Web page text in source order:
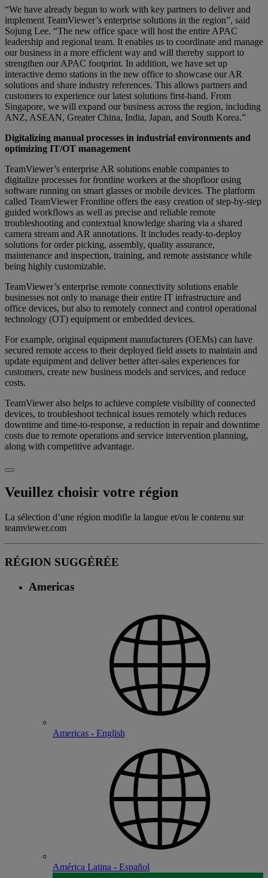
“We have already begun to work with key partners to deliver and
implement TeamViewer’s enterprise solutions in the region”, said
Sojung Lee. “The new office space will host the entire APAC
leadership and regional team. It enables us to coordinate and manage
our business in a more efficient way and will thereby support to
strengthen our APAC footprint. In addition, we have set up
interactive demo stations in the new office to showcase our AR
solutions and share industry references. This allows partners and
customers to experience our latest solutions first-hand. From
Singapore, we will expand our business across the region, including
ANZ, ASEAN, Greater China, India, Japan, and South Korea.”
Digitalizing manual processes in industrial environments and
optimizing IT/OT management
TeamViewer’s enterprise AR solutions enable companies to
digitalize processes for frontline workers at the shopfloor using
software running on smart glasses or mobile devices. The platform
called TeamViewer Frontline offers the easy creation of step-by-step
guided workflows as well as precise and reliable remote
troubleshooting and contextual knowledge sharing via a shared
camera stream and AR annotations. It includes ready-to-deploy
solutions for order picking, assembly, quality assurance,
maintenance and inspection, training, and remote assistance while
being highly customizable.
TeamViewer’s enterprise remote connectivity solutions enable
businesses not only to manage their entire IT infrastructure and
office devices, but also to remotely connect and control operational
technology (OT) equipment or embedded devices.
For example, original equipment manufacturers (OEMs) can have
secured remote access to their deployed field assets to maintain and
update equipment and deliver better after-sales experiences for
customers, create new business models and services, and reduce
costs.
TeamViewer also helps to achieve complete visibility of connected
devices, to troubleshoot technical issues remotely which reduces
downtime and time-to-response, a reduction in repair and downtime
costs due to remote operations and service intervention planning,
along with competitive advantage.
Veuillez choisir votre région
La sélection d’une région modifie la langue et/ou le contenu sur
teamviewer.com
RÉGION SUGGÉRÉE
Americas
Americas - English
América Latina - Español